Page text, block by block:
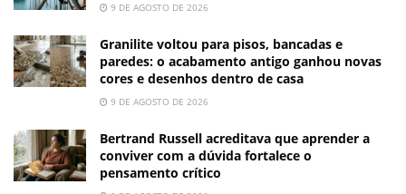
9 DE AGOSTO DE 2026
Granilite voltou para pisos, bancadas e
paredes: o acabamento antigo ganhou novas
cores e desenhos dentro de casa
9 DE AGOSTO DE 2026
Bertrand Russell acreditava que aprender a
conviver com a dúvida fortalece o
pensamento crítico